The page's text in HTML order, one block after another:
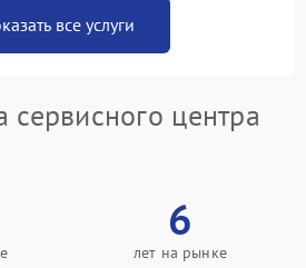
все услуги
центра
6
лет на рынке